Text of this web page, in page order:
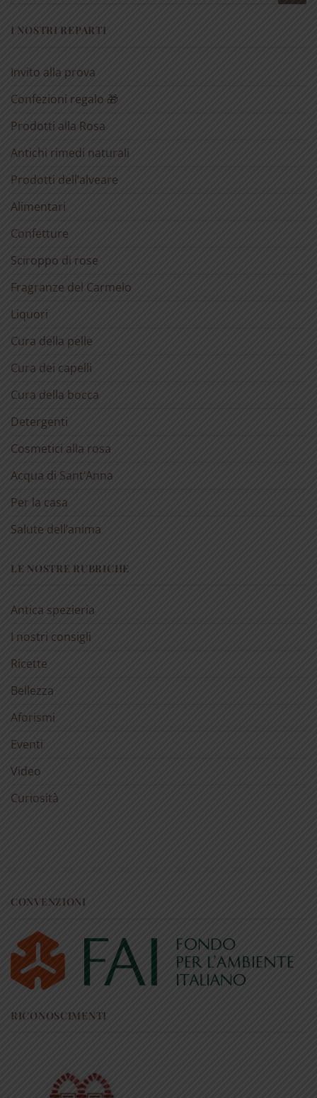
I NOSTRI REPARTI
Invito alla prova
Confezioni regalo 🎁
Prodotti alla Rosa
Antichi rimedi naturali
Prodotti dell’alveare
Alimentari
Confetture
Sciroppo di rose
Fragranze del Carmelo
Liquori
Cura della pelle
Cura dei capelli
Cura della bocca
Detergenti
Cosmetici alla rosa
Acqua di Sant’Anna
Per la casa
Salute dell’anima
LE NOSTRE RUBRICHE
Antica spezieria
I nostri consigli
Ricette
Bellezza
Aforismi
Eventi
Video
Curiosità
CONVENZIONI
RICONOSCIMENTI